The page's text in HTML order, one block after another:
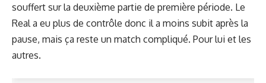
souffert sur la deuxième partie de première période. Le
Real a eu plus de contrôle donc il a moins subit après la
pause, mais ça reste un match compliqué. Pour lui et les
autres.